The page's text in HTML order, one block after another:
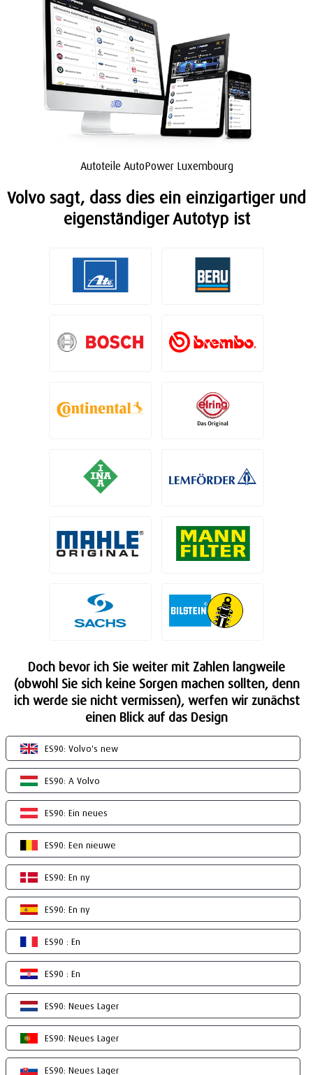
Autoteile AutoPower Luxembourg
Volvo sagt, dass dies ein einzigartiger und
eigenständiger Autotyp ist
Doch bevor ich Sie weiter mit Zahlen langweile
(obwohl Sie sich keine Sorgen machen sollten, denn
ich werde sie nicht vermissen), werfen wir zunächst
einen Blick auf das Design
ES90: Volvo's new
ES90: A Volvo
ES90: Ein neues
ES90: Een nieuwe
ES90: En ny
ES90: En ny
ES90 : En
ES90 : En
ES90: Neues Lager
ES90: Neues Lager
ES90: Neues Lager